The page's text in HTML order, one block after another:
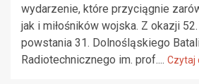
wydarzenie, które przyciągnie
jak i miłośników wojska. Z okazji
powstania 31. Dolnośląskiego
Radiotechnicznego im. prof.... Czytaj